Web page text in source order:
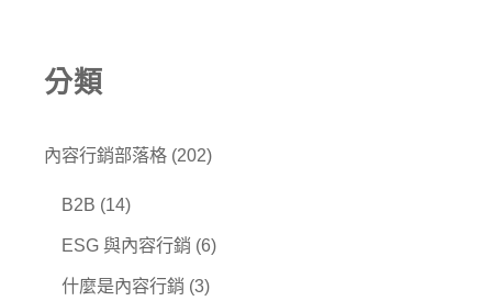
分類
內容行銷部落格 (202)
B2B (14)
ESG 與內容行銷 (6)
什麼是內容行銷 (3)